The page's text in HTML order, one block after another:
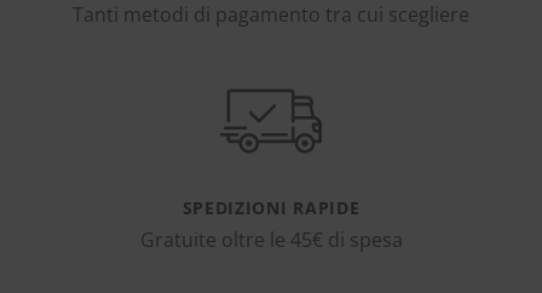
Tanti metodi di pagamento tra cui scegliere
SPEDIZIONI RAPIDE
Gratuite oltre le 45€ di spesa